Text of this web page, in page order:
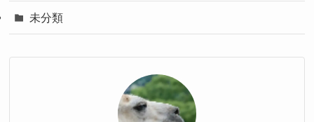
未分類